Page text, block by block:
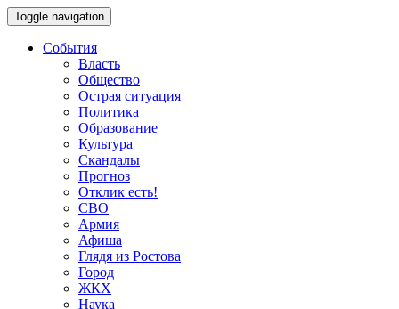
Toggle navigation
События
Власть
Общество
Острая ситуация
Политика
Образование
Культура
Скандалы
Прогноз
Отклик есть!
СВО
Армия
Афиша
Глядя из Ростова
Город
ЖКХ
Наука